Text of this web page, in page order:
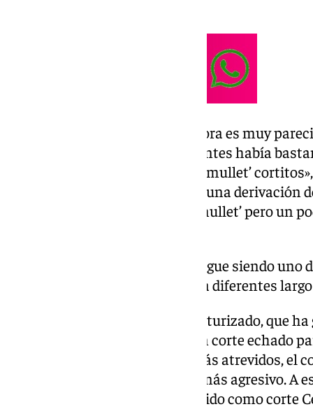
Si es cierto que el ‘mullet’ de ahora es muy
en que es un poco más corto, «antes había
atrás y ahora se llevan más los ‘mullet’
también se está popularizando una derivación
mohicano, que es igual que el ‘mullet’ pero un
Por otro lado, el peinado ‘fade’ sigue siendo
de un degradado que se adapta a diferentes
También destaca el flequillo texturizado, que
las redes sociales. Se trata de un corte echado
mucha más textura. Para los más atrevidos, el
rapados al cero, ofrece un look más agresivo. A
corte recto en el flequillo, conocido como corte